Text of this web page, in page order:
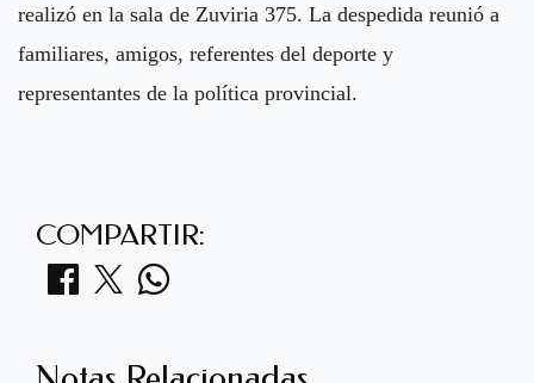
realizó en la sala de Zuviria 375. La despedida reunió a
familiares, amigos, referentes del deporte y
representantes de la política provincial.
COMPARTIR: